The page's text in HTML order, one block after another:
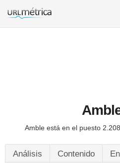
Amble está en el puesto
Análisis Contenido